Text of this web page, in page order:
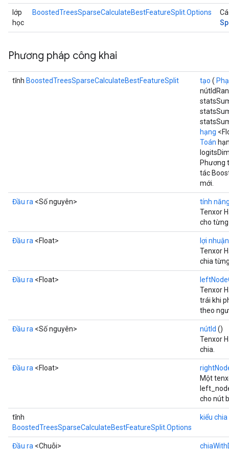
lớp
học
BoostedTreesSparseCalculateBestFeatureSplit.Options
Phương pháp công khai
tĩnh BoostedTreesSparseCalculateBestFeatureSplit tạo (
hạng
Toán
Phương
tác
mới.
Đầu ra <Số nguyên>
tính
Tenxor
cho
Đầu ra <Float>
lợi nhuận
Tenxor
chia
Đầu ra <Float>
Tenxor
trái khi
theo
Đầu ra <Số nguyên> nútId ()
Tenxor
chia.
Đầu ra <Float>
Một
cho nút
tĩnh
BoostedTreesSparseCalculateBestFeatureSplit.Options
kiểu
Đầu ra <Chuỗi>